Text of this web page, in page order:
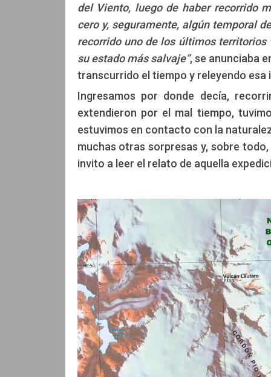
del Viento, luego de haber recorrido
cero y, seguramente, algún temporal
recorrido uno de los últimos
su estado más salvaje”, se anunciaba
transcurrido el tiempo y releyendo
Ingresamos por donde decía,
extendieron por el mal tiempo,
estuvimos en contacto con la
muchas otras sorpresas y, sobre
invito a leer el relato de aquella